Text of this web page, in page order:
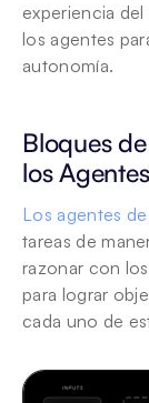
experiencia
los agentes
autonomía.
Bloques
los
Los agentes
tareas de
razonar con
para lograr
cada uno de